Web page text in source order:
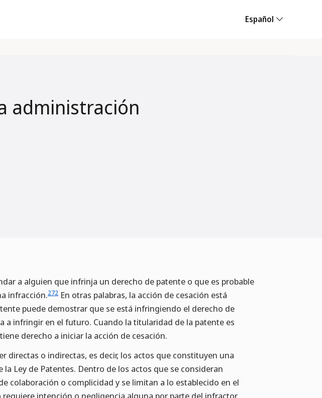
Español
administración
a alguien que infrinja un derecho de patente o que es probable
infracción.272 En otras palabras, la acción de cesación está
puede demostrar que se está infringiendo el derecho de
a infringir en el futuro. Cuando la titularidad de la patente es
derecho a iniciar la acción de cesación.
directas o indirectas, es decir, los actos que constituyen una
Ley de Patentes. Dentro de los actos que se consideran
colaboración o complicidad y se limitan a lo establecido en el